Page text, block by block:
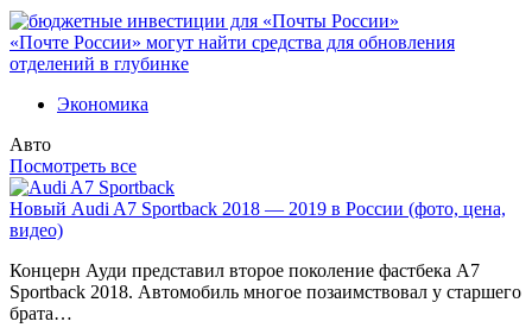
«Почте России» могут найти средства для обновления
отделений в глубинке
Экономика
Авто
Посмотреть все
Новый Audi A7 Sportback 2018 — 2019 в России (фото, цена,
видео)
Концерн Ауди представил второе поколение фастбека A7
Sportback 2018. Автомобиль многое позаимствовал у старшего
брата…